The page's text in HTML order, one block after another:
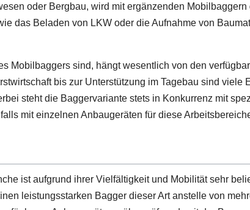
oder Bergbau, wird mit ergänzenden
das Beladen von LKW oder die Aufnahme von
Mobilbaggers sind, hängt wesentlich von den
bis zur Unterstützung im Tagebau sind viele
steht die Baggervariante stets in Konkurrenz mit
mit einzelnen Anbaugeräten für diese
ist aufgrund ihrer Vielfältigkeit und Mobilität sehr
leistungsstarken Bagger dieser Art anstelle von